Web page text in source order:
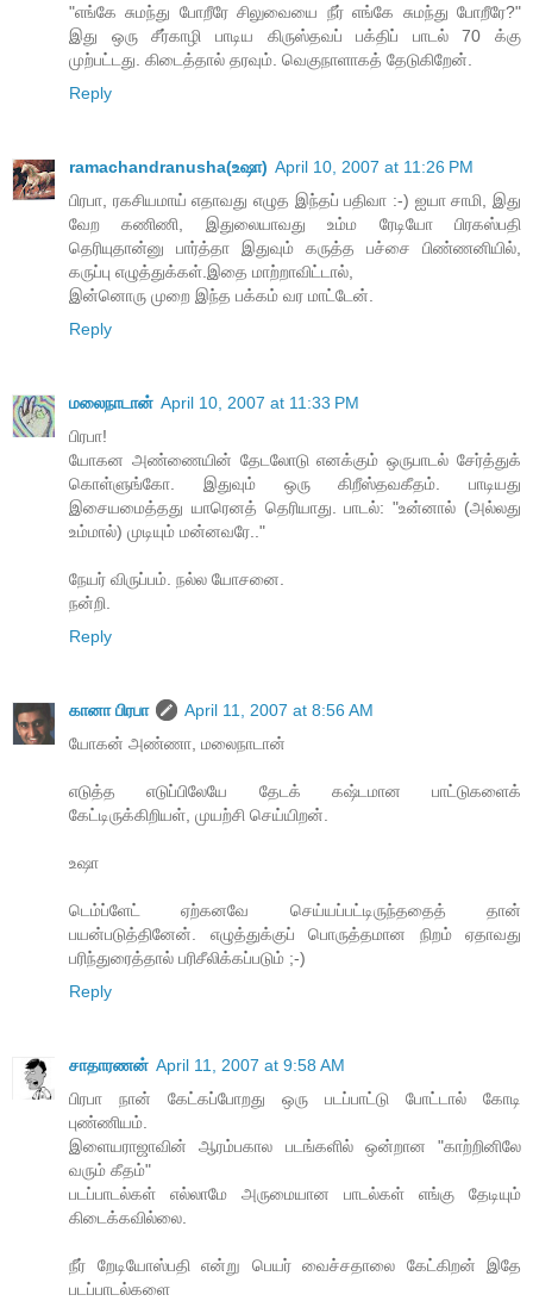
"எங்கே சுமந்து போறீரே சிலுவையை நீர் எங்கே சுமந்து போறீரே?"
இது ஒரு சீர்காழி பாடிய கிருஸ்தவப் பக்திப் பாடல் 70 க்கு
முற்பட்டது. கிடைத்தால் தரவும். வெகுநாளாகத் தேடுகிறேன்.
Reply
ramachandranusha(உஷா) April 10, 2007 at 11:26 PM
பிரபா, ரகசியமாய் எதாவது எழுத இந்தப் பதிவா :-) ஐயா சாமி, இது
வேற கணிணி, இதுலையாவது உம்ம ரேடியோ பிரகஸ்பதி
தெரியுதான்னு பார்த்தா இதுவும் கருத்த பச்சை பிண்ணனியில்,
கருப்பு எழுத்துக்கள்.இதை மாற்றாவிட்டால்,
இன்னொரு முறை இந்த பக்கம் வர மாட்டேன்.
Reply
மலைநாடான் April 10, 2007 at 11:33 PM
பிரபா!
யோகன அண்ணையின் தேடலோடு எனக்கும் ஒருபாடல் சேர்த்துக்
கொள்ளுங்கோ. இதுவும் ஒரு கிறீஸ்தவகீதம். பாடியது
இசையமைத்தது யாரெனத் தெரியாது. பாடல்: "உன்னால் (அல்லது
உம்மால்) முடியும் மன்னவரே.."
நேயர் விருப்பம். நல்ல யோசனை.
நன்றி.
Reply
கானா பிரபா
April 11, 2007 at 8:56 AM
யோகன் அண்ணா, மலைநாடான்
எடுத்த எடுப்பிலேயே தேடக் கஷ்டமான பாட்டுகளைக்
கேட்டிருக்கிறியள், முயற்சி செய்யிறன்.
உஷா
டெம்ப்ளேட் ஏற்கனவே செய்யப்பட்டிருந்ததைத் தான்
பயன்படுத்தினேன். எழுத்துக்குப் பொருத்தமான நிறம் ஏதாவது
பரிந்துரைத்தால் பரிசீலிக்கப்படும் ;-)
Reply
சாதாரணன் April 11, 2007 at 9:58 AM
பிரபா நான் கேட்கப்போறது ஒரு படப்பாட்டு போட்டால் கோடி
புண்ணியம்.
இளையராஜாவின் ஆரம்பகால படங்களில் ஒன்றான "காற்றினிலே
வரும் கீதம்"
படப்பாடல்கள் எல்லாமே அருமையான பாடல்கள் எங்கு தேடியும்
கிடைக்கவில்லை.
நீர் றேடியோஸ்பதி என்று பெயர் வைச்சதாலை கேட்கிறன் இதே
படப்பாடல்களை